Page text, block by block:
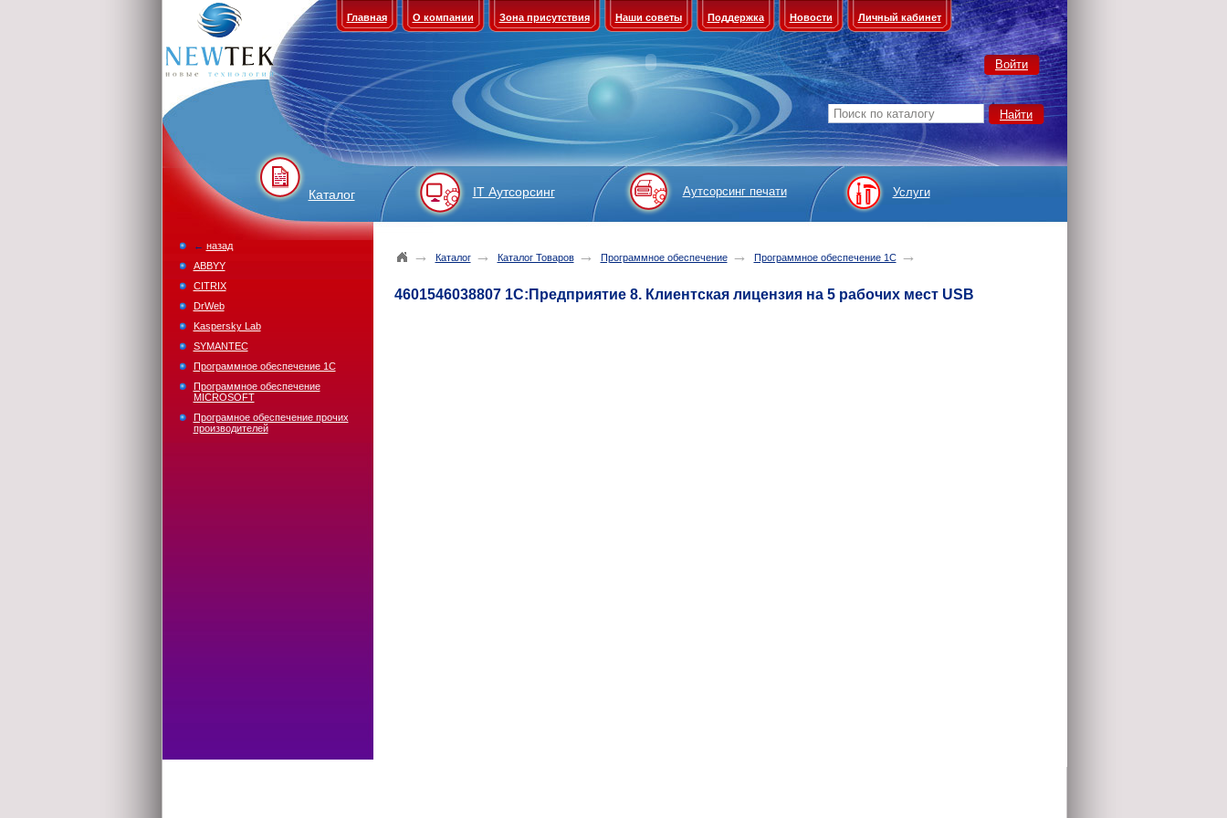
Главная О компании Зона присутствия Наши советы Поддержка Новости Личный кабинет
Войти
Каталог IT Аутсорсинг Аутсорсинг печати Услуги
→ Каталог → Каталог Товаров → Программное обеспечение → Программное обеспечение 1С →
4601546038807 1С:Предприятие 8. Клиентская лицензия на 5 рабочих мест USB
← назад
ABBYY
CITRIX
DrWeb
Kaspersky Lab
SYMANTEC
Программное обеспечение 1С
Программное обеспечение
MICROSOFT
Програмное обеспечение прочих
производителей